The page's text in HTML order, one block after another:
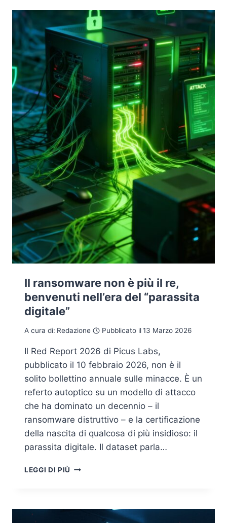
BISOGNA
FARE
ENTRO
OTTOBRE
2026
Il ransomware non è più il re,
benvenuti nell’era del “parassita
digitale”
A cura di: Redazione Pubblicato il13 Marzo 2026
Il Red Report 2026 di Picus Labs,
pubblicato il 10 febbraio 2026, non è il
solito bollettino annuale sulle minacce. È un
referto autoptico su un modello di attacco
che ha dominato un decennio – il
ransomware distruttivo – e la certificazione
della nascita di qualcosa di più insidioso: il
parassita digitale. Il dataset parla…
LEGGI DI PIÙ
PIÙ